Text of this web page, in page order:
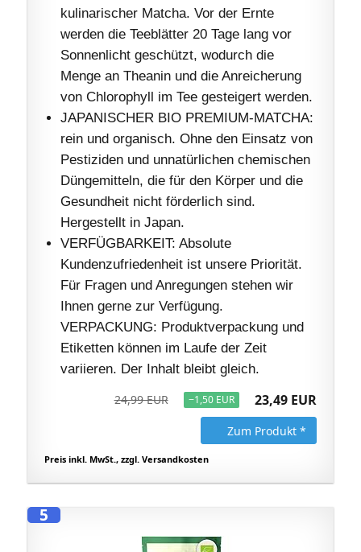
kulinarischer Matcha. Vor der Ernte
werden die Teeblätter 20 Tage lang vor
Sonnenlicht geschützt, wodurch die
Menge an Theanin und die Anreicherung
von Chlorophyll im Tee gesteigert werden.
JAPANISCHER BIO PREMIUM-MATCHA:
rein und organisch. Ohne den Einsatz von
Pestiziden und unnatürlichen chemischen
Düngemitteln, die für den Körper und die
Gesundheit nicht förderlich sind.
Hergestellt in Japan.
VERFÜGBARKEIT: Absolute
Kundenzufriedenheit ist unsere Priorität.
Für Fragen und Anregungen stehen wir
Ihnen gerne zur Verfügung.
VERPACKUNG: Produktverpackung und
Etiketten können im Laufe der Zeit
variieren. Der Inhalt bleibt gleich.
24,99 EUR −1,50 EUR 23,49 EUR
Zum Produkt *
Preis inkl. MwSt., zzgl. Versandkosten
5